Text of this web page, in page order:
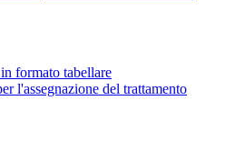
formato tabellare
l'assegnazione del trattamento